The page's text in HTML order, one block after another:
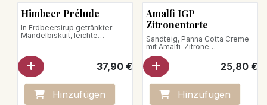
Himbeer Prélude
In Erdbeersirup getränkter
Mandelbiskuit, leichte
37,90€
Hinzufügen
Amalfi IGP
Zitronentorte
Sandteig, Panna Cotta Creme
mit Amalfi-Zitrone
für 5 Personen
25,80€
Hinzufügen